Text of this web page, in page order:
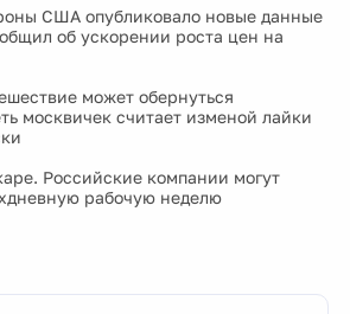
США опубликовало новые данные
об ускорении роста цен на
может обернуться
москвичек считает изменой лайки
Российские компании могут
рабочую неделю